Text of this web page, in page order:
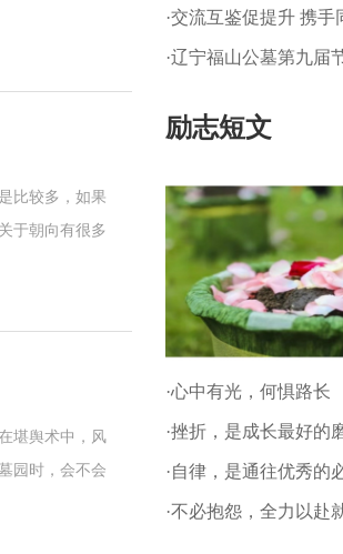
，大家在看见
比较多，如果
于朝向有很多
堪舆术中，风
园时，会不会
清楚，水是生
·交流互鉴促提升 携手
·辽宁福山公墓第九届
励志短文
·心中有光，何惧路长
·挫折，是成长最好的
·自律，是通往优秀的
·不必抱怨，全力以赴